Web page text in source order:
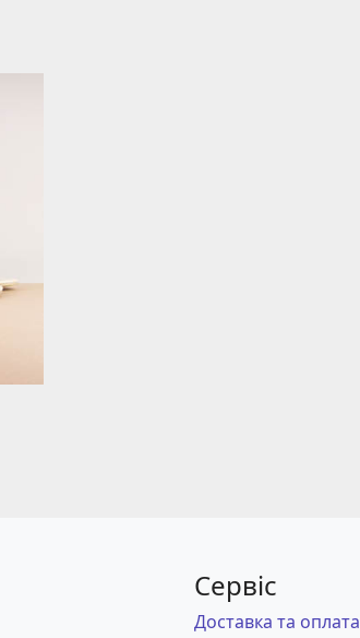
Сервіс
Доставка та оплата